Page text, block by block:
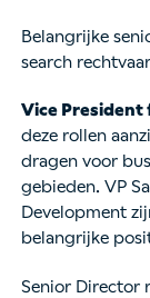
Belangrijke
search
Vice President
deze rollen
dragen voor
gebieden. VP
Development
belangrijke
Senior Director